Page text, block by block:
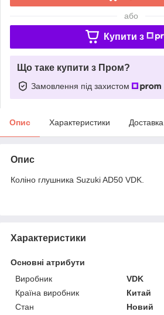
або
Купити з
Що таке купити з Пром?
Замовлення під захистом
Опис Характеристики Доставка
Опис
Коліно глушника Suzuki AD50 VDK.
Характеристики
Основні атрибути
Виробник
VDK
Країна виробник
Китай
Стан
Новий